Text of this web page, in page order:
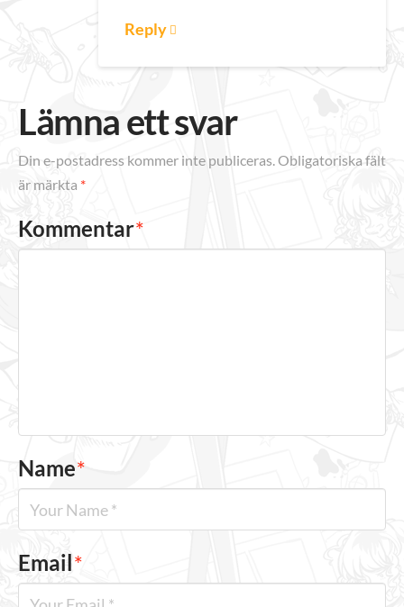
Reply
Lämna ett svar
Din e-postadress kommer inte publiceras.Obligatoriska fält
är märkta *
Kommentar*
Name*
Email*